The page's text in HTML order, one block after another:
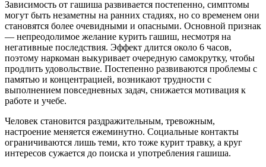
Зависимость от гашиша развивается постепенно, симптомы
могут быть незаметны на ранних стадиях, но со временем они
становятся более очевидными и опасными. Основной признак
— непреодолимое желание курить гашиш, несмотря на
негативные последствия. Эффект длится около 6 часов,
поэтому наркоман выкуривает очередную самокрутку, чтобы
продлить удовольствие. Постепенно развиваются проблемы с
памятью и концентрацией, возникают трудности с
выполнением повседневных задач, снижается мотивация к
работе и учебе.
Человек становится раздражительным, тревожным,
настроение меняется ежеминутно. Социальные контакты
ограничиваются лишь теми, кто тоже курит травку, а круг
интересов сужается до поиска и употребления гашиша.